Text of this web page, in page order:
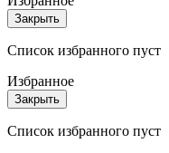
Закрыть
Список избранного пуст
Избранное
Закрыть
Список избранного пуст